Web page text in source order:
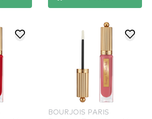
BOURJOIS PARIS